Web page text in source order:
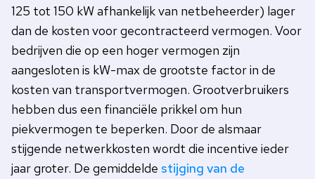
125 tot 150 kW afhankelijk van netbeheerder) lager
dan de kosten voor gecontracteerd vermogen. Voor
bedrijven die op een hoger vermogen zijn
aangesloten is kW-max de grootste factor in de
kosten van transportvermogen. Grootverbruikers
hebben dus een financiële prikkel om hun
piekvermogen te beperken. Door de alsmaar
stijgende netwerkkosten wordt die incentive ieder
jaar groter. De gemiddelde stijging van de